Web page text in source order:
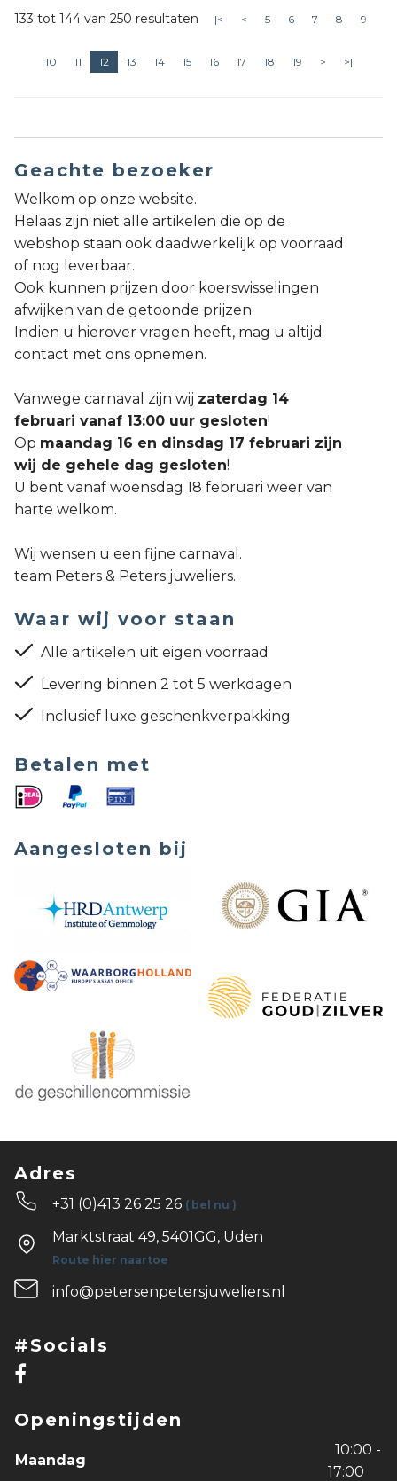
133 tot 144 van 250 resultaten |< < 5 6 7 8 9
10 11 12 13 14 15 16 17 18 19 > >|
Geachte bezoeker
Welkom op onze website.
Helaas zijn niet alle artikelen die op de
webshop staan ook daadwerkelijk op voorraad
of nog leverbaar.
Ook kunnen prijzen door koerswisselingen
afwijken van de getoonde prijzen.
Indien u hierover vragen heeft, mag u altijd
contact met ons opnemen.
Vanwege carnaval zijn wij zaterdag 14
februari vanaf 13:00 uur gesloten!
Op maandag 16 en dinsdag 17 februari zijn
wij de gehele dag gesloten!
U bent vanaf woensdag 18 februari weer van
harte welkom.
Wij wensen u een fijne carnaval.
team Peters & Peters juweliers.
Waar wij voor staan
Alle artikelen uit eigen voorraad
Levering binnen 2 tot 5 werkdagen
Inclusief luxe geschenkverpakking
Betalen met
Aangesloten bij
Adres
+31 (0)413 26 25 26 ( bel nu )
Marktstraat 49, 5401GG, Uden
Route hier naartoe
info@petersenpetersjuweliers.nl
#Socials
Openingstijden
Maandag
10:00 -
17:00